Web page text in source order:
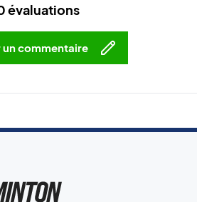
évaluations
un commentaire